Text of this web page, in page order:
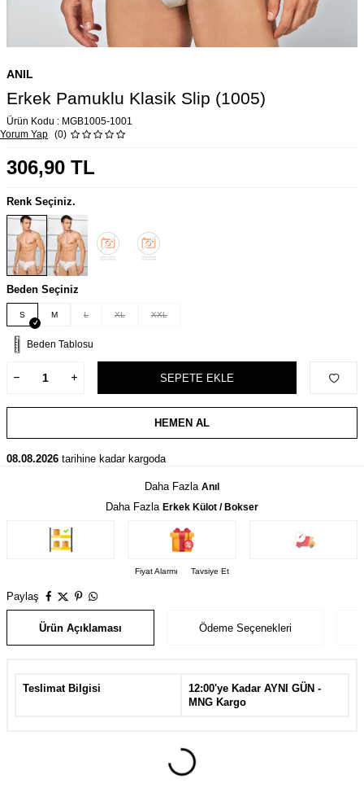
ANIL
Erkek Pamuklu Klasik Slip (1005)
Ürün Kodu : MGB1005-1001
Yorum Yap (0)
306,90 TL
Renk Seçiniz.
Beden Seçiniz
S M L XL XXL
Beden Tablosu
SEPETE EKLE
HEMEN AL
08.08.2026 tarihine kadar kargoda
Daha Fazla Anıl
Daha Fazla Erkek Külot / Bokser
Fiyat Alarmı Tavsiye Et
Paylaş
Ürün Açıklaması Ödeme Seçenekleri
Teslimat Bilgisi
12:00'ye Kadar AYNI GÜN -
MNG Kargo